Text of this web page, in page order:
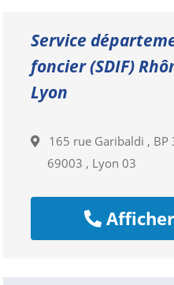
Service
foncier (SDIF)
Lyon
165 rue Garibaldi , BP
69003 , Lyon 03